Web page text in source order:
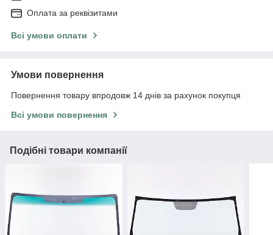
Оплата за реквізитами
Всі умови оплати
Умови повернення
Повернення товару впродовж 14 днів за рахунок покупця
Всі умови повернення
Подібні товари компанії